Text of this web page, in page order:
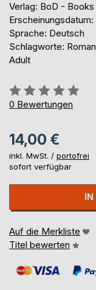
Verlag: BoD -
Sprache: Deutsch
Schlagworte:
Adult
Bewertung::
0%
0 Bewertungen
14,00 €
inkl. MwSt. / portofrei
sofort verfügbar
IN
Auf die Merkliste
Titel bewerten